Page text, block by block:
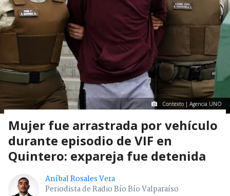
Contexto | Agencia UNO
Mujer fue arrastrada por vehículo
durante episodio de VIF en
Quintero: expareja fue detenida
Aníbal Rosales Vera
Periodista de Radio Bío Bío Valparaíso